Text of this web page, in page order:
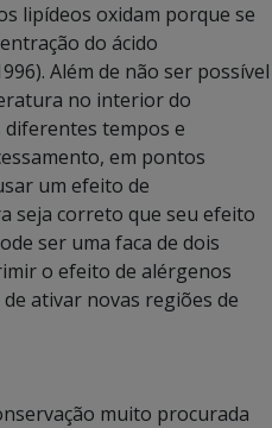
lipídeos oxidam porque se
do ácido
Além de não ser possível
no interior do
tempos e
em pontos
um efeito de
seja correto que seu efeito
ser uma faca de dois
o efeito de alérgenos
ativar novas regiões de
muito procurada